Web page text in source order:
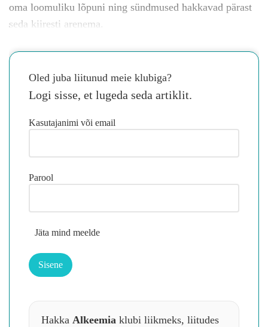
oma loomuliku lõpuni ning sündmused hakkavad pärast
seda kiiresti arenema.
Oled juba liitunud meie klubiga?
Logi sisse, et lugeda seda artiklit.
Kasutajanimi või email
Parool
Jäta mind meelde
Hakka Alkeemia klubi liikmeks, liitudes